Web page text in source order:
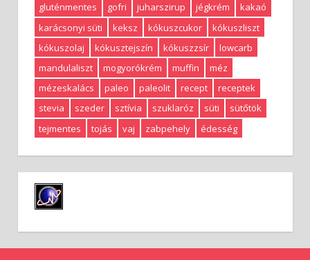
gluténmentes
gofri juharszirup jégkrém
kakaó
karácsonyi süti
keksz kókuszcukor
kókuszliszt
kókuszolaj
kókusztejszín kókuszzsír
lowcarb
mandulaliszt
mogyorókrém muffin
méz
mézeskalács
paleo paleolit recept
receptek
stevia
szeder sztívia szuklaróz süti
sütőtök
tejmentes
tojás vaj zabpehely édesség